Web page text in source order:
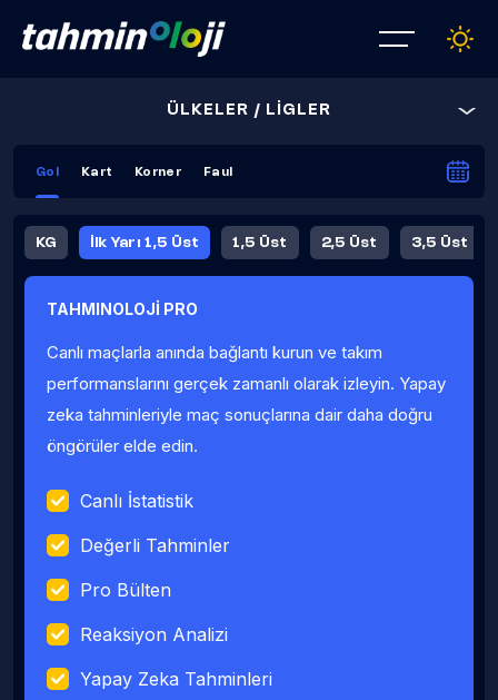
ÜLKELER / LİGLER
Gol Kart Korner Faul
KG İlk Yarı 1,5 Üst 1,5 Üst 2,5 Üst 3,5 Üst
Fauller Ortalama
TAHMINOLOJİ PRO
Canlı maçlarla anında bağlantı kurun ve takım
performanslarını gerçek zamanlı olarak izleyin. Yapay
zeka tahminleriyle maç sonuçlarına dair daha doğru
öngörüler elde edin.
Canlı İstatistik
Değerli Tahminler
Pro Bülten
Reaksiyon Analizi
Yapay Zeka Tahminleri